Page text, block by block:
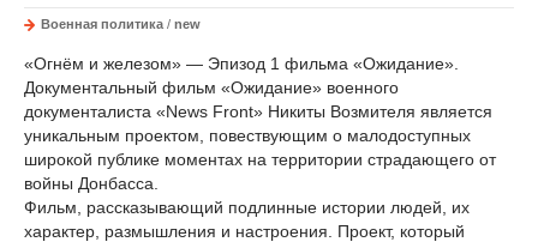
Военная политика / new
«Огнём и железом» — Эпизод 1 фильма «Ожидание».
Документальный фильм «Ожидание» военного
документалиста «News Front» Никиты Возмителя является
уникальным проектом, повествующим о малодоступных
широкой публике моментах на территории страдающего от
войны Донбасса.
Фильм, рассказывающий подлинные истории людей, их
характер, размышления и настроения. Проект, который